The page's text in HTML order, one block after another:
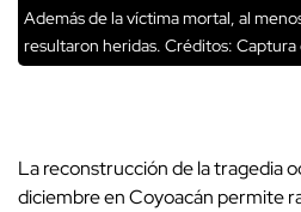
Además de la víctima mortal, al
resultaron heridas. Créditos: Captura
La reconstrucción de la tragedia
diciembre en Coyoacán permite